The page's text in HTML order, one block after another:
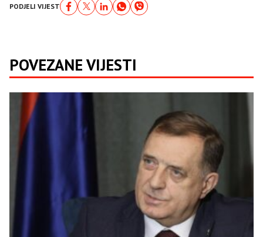
PODJELI VIJEST
POVEZANE VIJESTI